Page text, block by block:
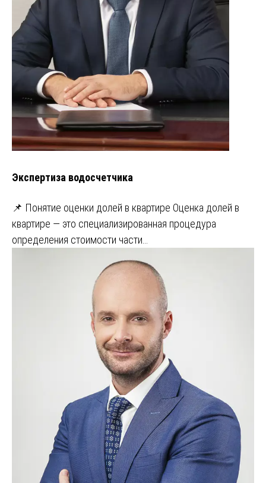
Экспертиза водосчетчика
📌 Понятие оценки долей в квартире Оценка долей в
квартире — это специализированная процедура
определения стоимости части…